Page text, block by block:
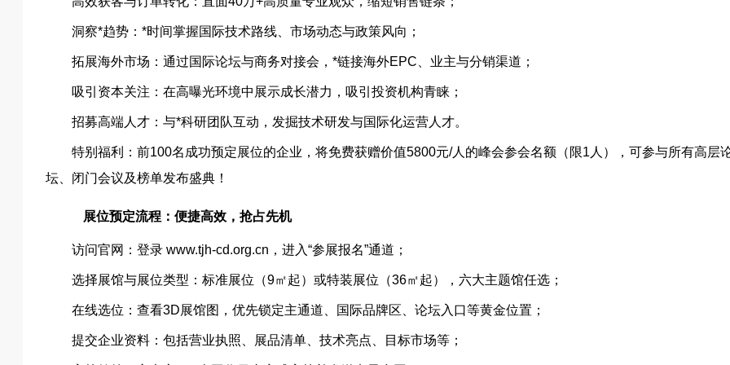
洞察*趋势：*时间掌握国际技术路线、市场动态与政策风向；
拓展海外市场：通过国际论坛与商务对接会，*链接海外EPC、业主与分销渠道；
吸引资本关注：在高曝光环境中展示成长潜力，吸引投资机构青睐；
招募高端人才：与*科研团队互动，发掘技术研发与国际化运营人才。
特别福利：前100名成功预定展位的企业，将免费获赠价值5800元/人的峰会参会名额（限1人），可参与所有高层
坛、闭门会议及榜单发布盛典！
展位预定流程：便捷高效，抢占先机
访问官网：登录 www.tjh-cd.org.cn，进入“参展报名”通道；
选择展馆与展位类型：标准展位（9㎡起）或特装展位（36㎡起），六大主题馆任选；
在线选位：查看3D展馆图，优先锁定主通道、国际品牌区、论坛入口等黄金位置；
提交企业资料：包括营业执照、展品清单、技术亮点、目标市场等；